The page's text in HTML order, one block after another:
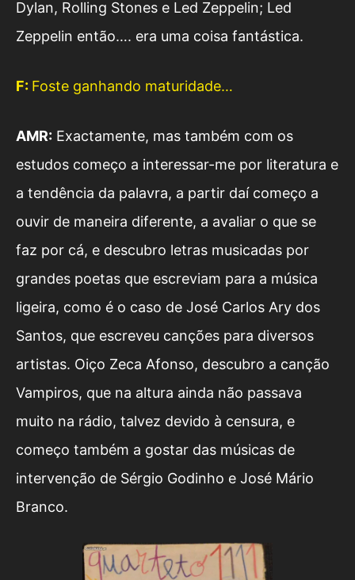
Dylan, Rolling Stones e Led Zeppelin; Led
Zeppelin então…. era uma coisa fantástica.
F: Foste ganhando maturidade…
AMR: Exactamente, mas também com os
estudos começo a interessar-me por literatura e
a tendência da palavra, a partir daí começo a
ouvir de maneira diferente, a avaliar o que se
faz por cá, e descubro letras musicadas por
grandes poetas que escreviam para a música
ligeira, como é o caso de José Carlos Ary dos
Santos, que escreveu canções para diversos
artistas. Oiço Zeca Afonso, descubro a canção
Vampiros, que na altura ainda não passava
muito na rádio, talvez devido à censura, e
começo também a gostar das músicas de
intervenção de Sérgio Godinho e José Mário
Branco.